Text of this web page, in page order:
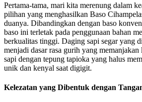
Pertama-tama, mari kita merenung dalam
pilihan yang menghasilkan Baso
duanya. Dibandingkan dengan baso
baso ini terletak pada penggunaan bahan
berkualitas tinggi. Daging sapi segar yang
menjadi dasar rasa gurih yang
sapi dengan tepung tapioka yang halus
unik dan kenyal saat digigit.
Kelezatan yang Dibentuk dengan